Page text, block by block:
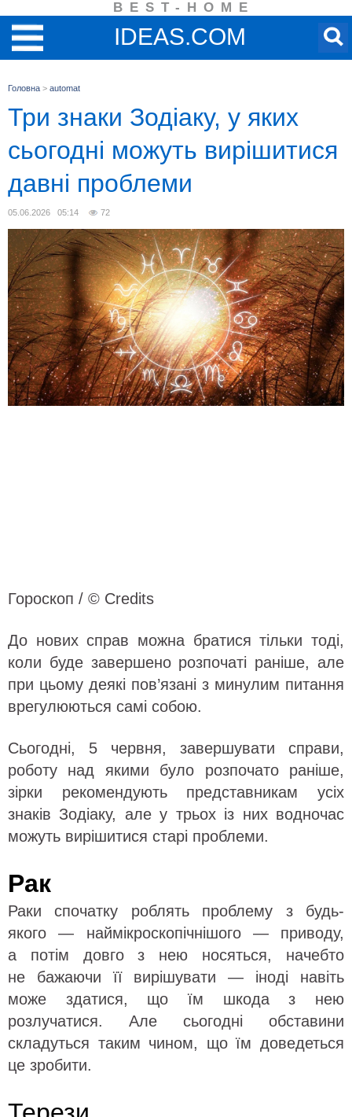
BEST-HOME
IDEAS.COM
Головна > automat
Три знаки Зодіаку, у яких
сьогодні можуть вирішитися
давні проблеми
05.06.2026 05:14 72
Гороскоп / © Credits
До нових справ можна братися тільки тоді,
коли буде завершено розпочаті раніше, але
при цьому деякі пов’язані з минулим питання
врегулюються самі собою.
Сьогодні, 5 червня, завершувати справи,
роботу над якими було розпочато раніше,
зірки рекомендують представникам усіх
знаків Зодіаку, але у трьох із них водночас
можуть вирішитися старі проблеми.
Рак
Раки спочатку роблять проблему з будь-
якого — наймікроскопічнішого — приводу,
а потім довго з нею носяться, начебто
не бажаючи її вирішувати — іноді навіть
може здатися, що їм шкода з нею
розлучатися. Але сьогодні обставини
складуться таким чином, що їм доведеться
це зробити.